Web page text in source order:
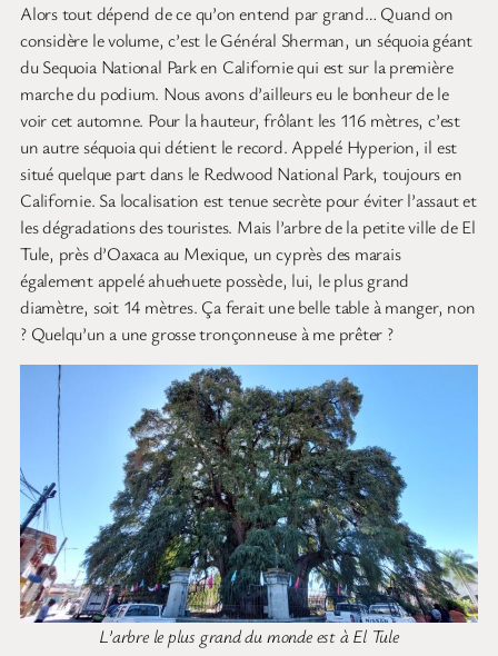
Alors tout dépend de ce qu’on entend par grand… Quand on
considère le volume, c’est le Général Sherman, un séquoia géant
du Sequoia National Park en Californie qui est sur la première
marche du podium. Nous avons d’ailleurs eu le bonheur de le
voir cet automne. Pour la hauteur, frôlant les 116 mètres, c’est
un autre séquoia qui détient le record. Appelé Hyperion, il est
situé quelque part dans le Redwood National Park, toujours en
Californie. Sa localisation est tenue secrète pour éviter l’assaut et
les dégradations des touristes. Mais l’arbre de la petite ville de El
Tule, près d’Oaxaca au Mexique, un cyprès des marais
également appelé ahuehuete possède, lui, le plus grand
diamètre, soit 14 mètres. Ça ferait une belle table à manger, non
? Quelqu’un a une grosse tronçonneuse à me prêter ?
L’arbre le plus grand du monde est à El Tule